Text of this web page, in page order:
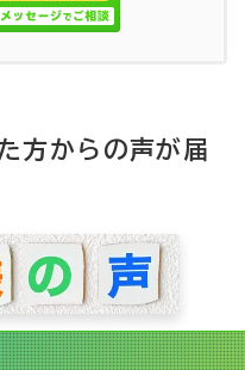
方からの声が届